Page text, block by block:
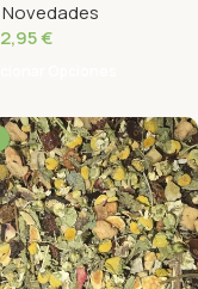
Novedades
2,95€